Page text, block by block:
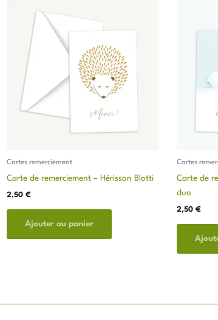
Cartes remerciement
Carte de remerciement – Hérisson Blotti
2,50 €
Ajouter au panier
Cartes
Carte de
duo
2,50 €